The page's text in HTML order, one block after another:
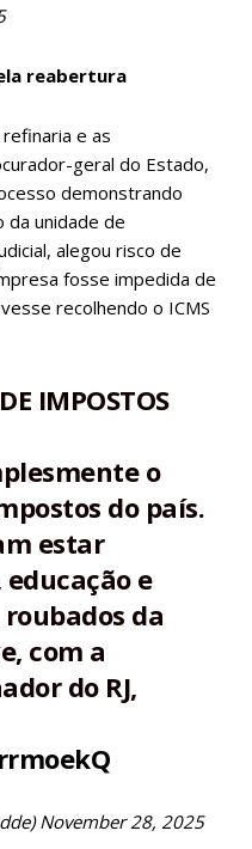
reabertura
e as
geral do Estado,
demonstrando
da unidade de
alegou risco de
fosse impedida de
recolhendo o ICMS
IMPOSTOS
o
do país.
estar
e
da
com a
do RJ,
November 28, 2025